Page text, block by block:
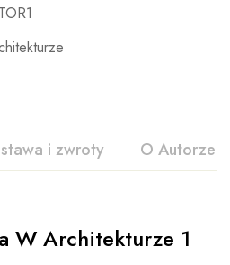
i zwroty O Autorze
W Architekturze 1